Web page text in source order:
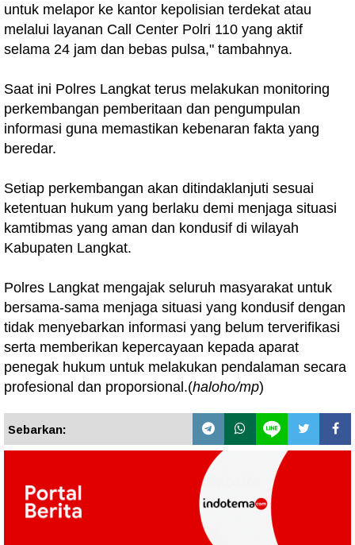
untuk melapor ke kantor kepolisian terdekat atau
melalui layanan Call Center Polri 110 yang aktif
selama 24 jam dan bebas pulsa," tambahnya.
Saat ini Polres Langkat terus melakukan monitoring
perkembangan pemberitaan dan pengumpulan
informasi guna memastikan kebenaran fakta yang
beredar.
Setiap perkembangan akan ditindaklanjuti sesuai
ketentuan hukum yang berlaku demi menjaga situasi
kamtibmas yang aman dan kondusif di wilayah
Kabupaten Langkat.
Polres Langkat mengajak seluruh masyarakat untuk
bersama-sama menjaga situasi yang kondusif dengan
tidak menyebarkan informasi yang belum terverifikasi
serta memberikan kepercayaan kepada aparat
penegak hukum untuk melakukan pendalaman secara
profesional dan proporsional.(haloho/mp)
Sebarkan: